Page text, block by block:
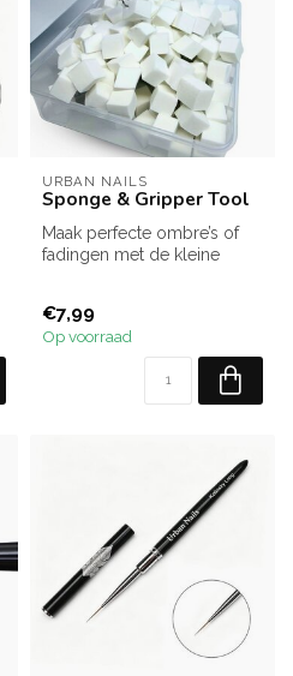
URBAN NAILS
Sponge & Gripper Tool
Maak perfecte ombre’s of
fadingen met de kleine
€7,99
Op voorraad